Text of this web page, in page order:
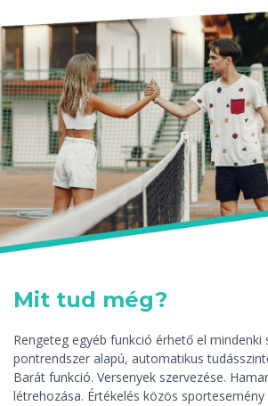
Mit tud még?
Rengeteg egyéb funkció érhető el mindenki
pontrendszer alapú, automatikus
Barát funkció. Versenyek szervezése.
létrehozása. Értékelés közös sportesemény